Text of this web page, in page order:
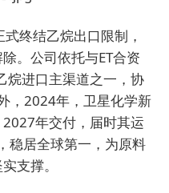
终结乙烷出口限制，
。公司依托与ET合资
烷进口主渠道之一，协
，2024年，卫星化学新
年交付，届时其运
稳居全球第一，为原料
支撑。